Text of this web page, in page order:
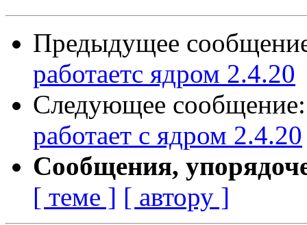
Предыдущее
работаетс ядром 2.4.20
Следующее
работает с ядром 2.4.20
Сообщения,
[ теме ] [ автору ]